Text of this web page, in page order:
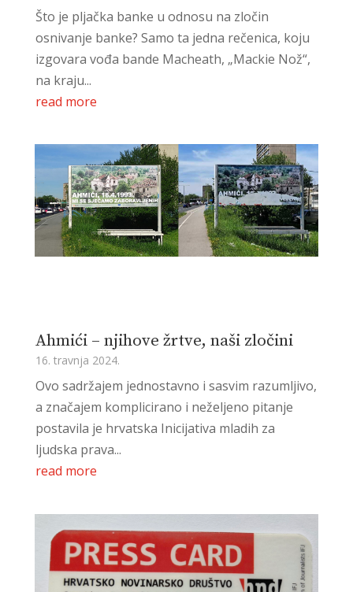
Što je pljačka banke u odnosu na zločin
osnivanje banke? Samo ta jedna rečenica, koju
izgovara vođa bande Macheath, „Mackie Nož“,
na kraju...
read more
Ahmići – njihove žrtve, naši zločini
16. travnja 2024.
Ovo sadržajem jednostavno i sasvim razumljivo,
a značajem komplicirano i neželjeno pitanje
postavila je hrvatska Inicijativa mladih za
ljudska prava...
read more